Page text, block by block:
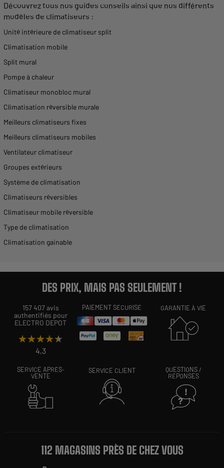
Découvrez tous nos guides conseils ainsi que nos différents
modèles de climatiseurs :
Unité intérieure de climatiseur split
Climatisation mobile
Split mural
Pompe à chaleur
Climatiseur monobloc mural
Climatisation réversible murale
Meilleurs climatiseurs fixes
Meilleurs climatiseurs mobiles
Ventilateur climatiseur
Groupes extérieurs
Système de climatisation
Climatiseurs réversibles
Climatiseur mobile réversible
Type de climatisation
Climatisation gainable
DES PRIX, MAIS PAS SEULEMENT !
157 407 avis
authentifiés pour
ELECTRO DEPOT
★★★★★
★★★★★
4,3
PAIEMENT SÉCURISÉ GARANTIE À VIE
SERVICE APRÈS-
VENTE
SERVICE CLIENT
QUESTIONS /
RÉPONSES
112 MAGASINS PRÈS DE CHEZ VOUS